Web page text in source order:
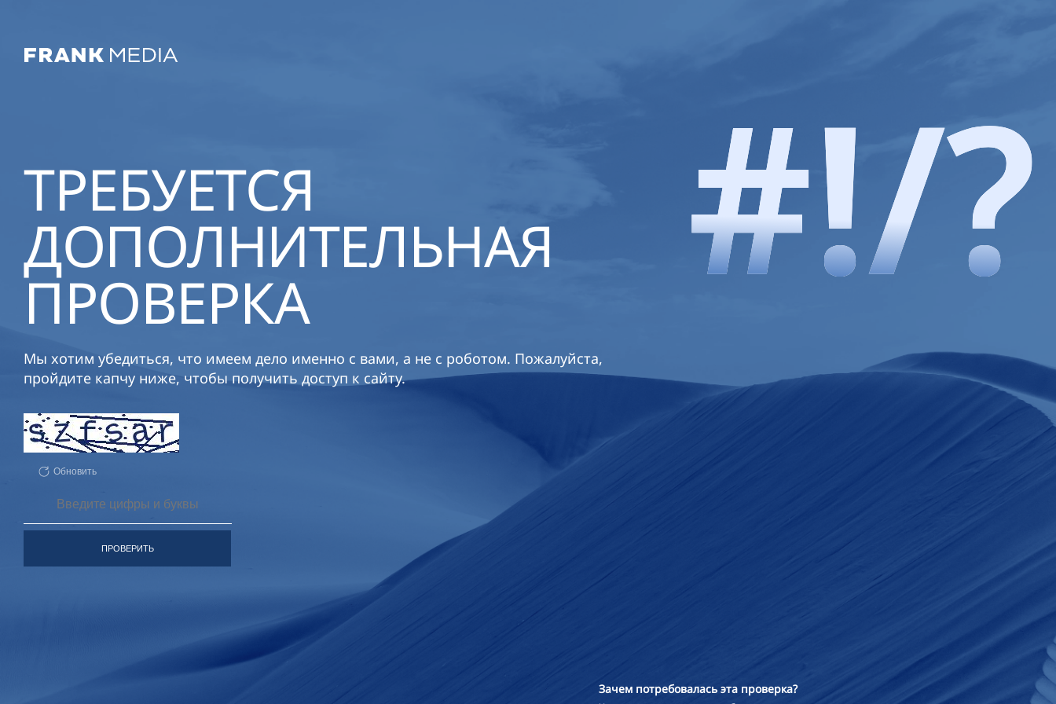
ТРЕБУЕТСЯ
ДОПОЛНИТЕЛЬНАЯ
ПРОВЕРКА
Мы хотим убедиться, что имеем дело именно с вами, а не с роботом. Пожалуйста,
пройдите капчу ниже, чтобы получить доступ к сайту.
Обновить
ПРОВЕРИТЬ
Зачем потребовалась эта проверка?